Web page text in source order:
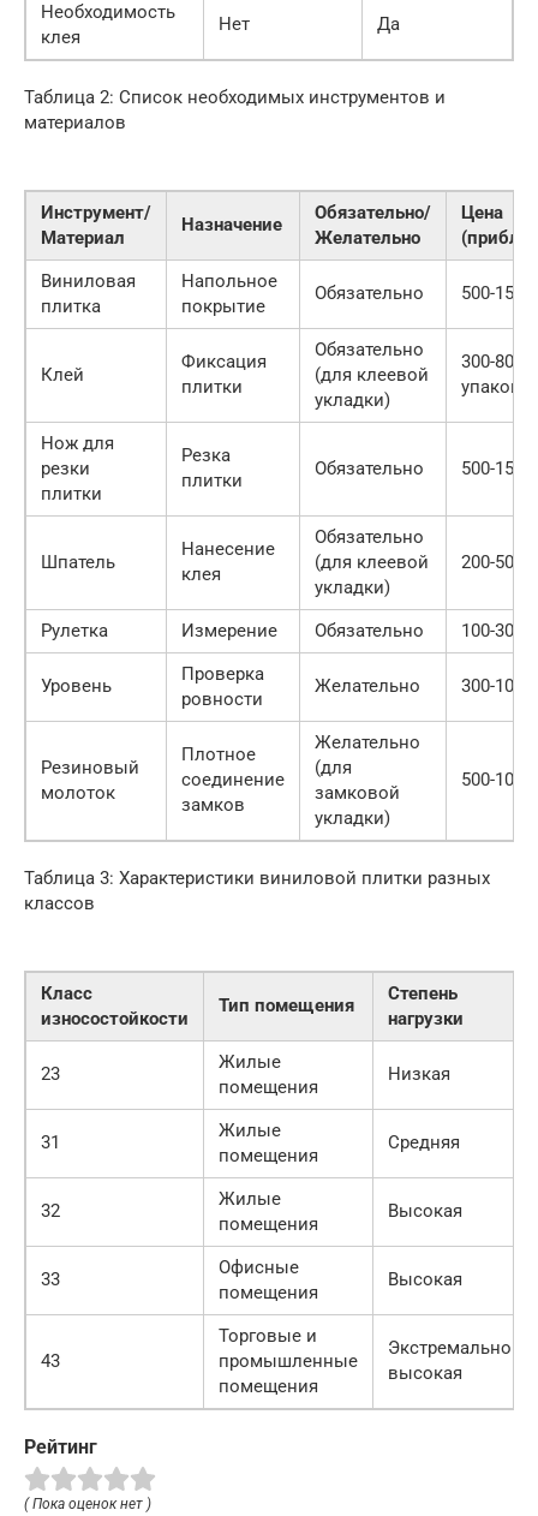
Необходимость
клея
Нет Да
Таблица 2: Список необходимых инструментов и
материалов
Инструмент/
Материал
Назначение
Обязательно/
Желательно
Цена
Виниловая
плитка
Напольное
покрытие
Обязательно 500-
Клей
Фиксация
плитки
Обязательно
(для клеевой
укладки)
300-800
Нож для
резки
плитки
Резка
плитки
Обязательно 500-1500
Шпатель
Нанесение
клея
Обязательно
(для клеевой
укладки)
200-500
Рулетка Измерение Обязательно 100-300
Уровень
Проверка
ровности
Желательно 300-1000
Резиновый
молоток
Плотное
соединение
замков
Желательно
(для
замковой
укладки)
500-1000
Таблица 3: Характеристики виниловой плитки разных
классов
Класс
износостойкости
Тип помещения
Степень
нагрузки
23
Жилые
помещения
Низкая
31
Жилые
помещения
Средняя
32
Жилые
помещения
Высокая
33
Офисные
помещения
Высокая
43
Торговые и
промышленные
помещения
Экстремально
высокая
Рейтинг
( Пока оценок нет )